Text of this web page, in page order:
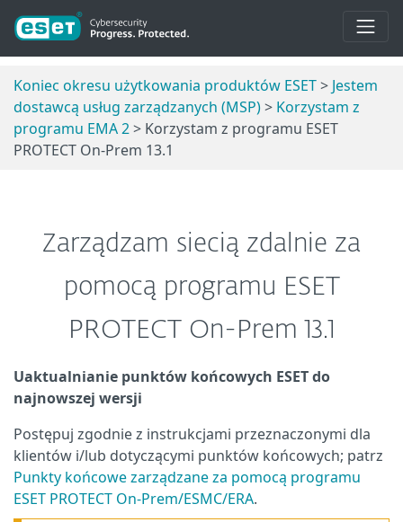
Koniec okresu użytkowania produktów ESET> Jestem
dostawcą usług zarządzanych (MSP)> Korzystam z
programu EMA 2> Korzystam z programu ESET
PROTECT On-Prem 13.1
Zarządzam siecią zdalnie za
pomocą programu ESET
PROTECT On-Prem 13.1
Uaktualnianie punktów końcowych ESET do
najnowszej wersji
Postępuj zgodnie z instrukcjami przeznaczonymi dla
klientów i/lub dotyczącymi punktów końcowych; patrz
Punkty końcowe zarządzane za pomocą programu
ESET PROTECT On-Prem/ESMC/ERA.